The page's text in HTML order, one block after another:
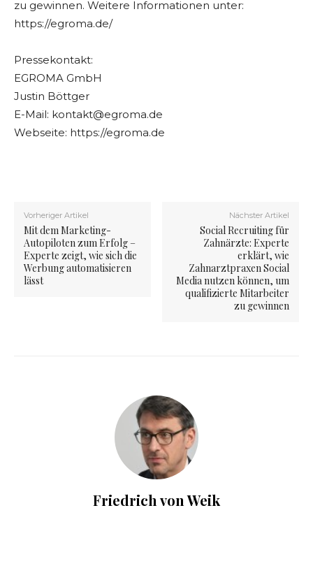
zu gewinnen. Weitere Informationen unter:
https://egroma.de/
Pressekontakt:
EGROMA GmbH
Justin Böttger
E-Mail: kontakt@egroma.de
Webseite: https://egroma.de
Vorheriger Artikel
Mit dem Marketing-
Autopiloten zum Erfolg –
Experte zeigt, wie sich die
Werbung automatisieren
lässt
Nächster Artikel
Social Recruiting für
Zahnärzte: Experte
erklärt, wie
Zahnarztpraxen Social
Media nutzen können, um
qualifizierte Mitarbeiter
zu gewinnen
Friedrich von Weik